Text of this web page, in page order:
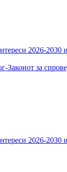
2026-
Законот за
2026-